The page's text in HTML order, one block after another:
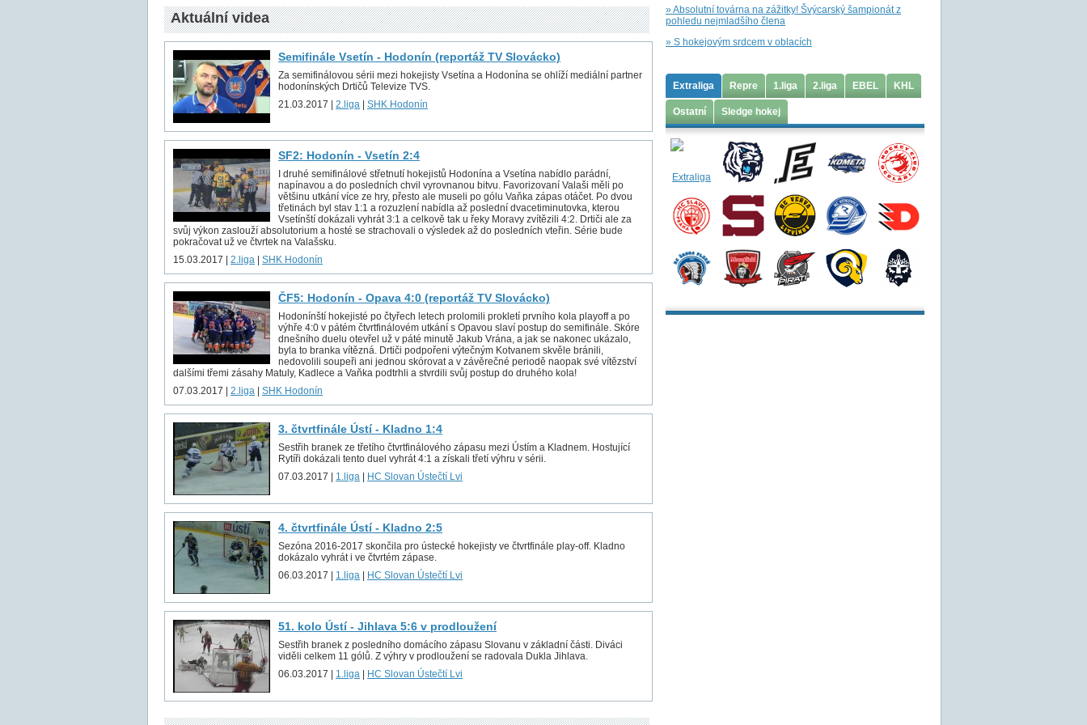
Aktuální videa
Semifinále Vsetín - Hodonín (reportáž TV Slovácko)
Za semifinálovou sérii mezi hokejisty Vsetína a Hodonína se ohlíží mediální partner
hodonínských Drtičů Televize TVS.
21.03.2017 | 2.liga SHK Hodonín
SF2: Hodonín - Vsetín 2:4
I druhé semifinálové střetnutí hokejistů Hodonína a Vsetína nabídlo parádní,
napínavou a do posledních chvil vyrovnanou bitvu. Favorizovaní Valaši měli po
většinu utkání více ze hry, přesto ale museli po gólu Vaňka zápas otáčet. Po dvou
třetinách byl stav 1:1 a rozuzlení nabídla až poslední dvacetiminutovka, kterou
Vsetínští dokázali vyhrát 3:1 a celkově tak u řeky Moravy zvítězili 4:2. Drtiči ale za
svůj výkon zaslouží absolutorium a hosté se strachovali o výsledek až do posledních vteřin. Série bude
pokračovat už ve čtvrtek na Valašsku.
15.03.2017 | 2.liga SHK Hodonín
ČF5: Hodonín - Opava 4:0 (reportáž TV Slovácko)
Hodonínští hokejisté po čtyřech letech prolomili prokletí prvního kola playoff a po
výhře 4:0 v pátém čtvrtfinálovém utkání s Opavou slaví postup do semifinále. Skóre
dnešního duelu otevřel už v páté minutě Jakub Vrána, a jak se nakonec ukázalo,
byla to branka vítězná. Drtiči podpořeni výtečným Kotvanem skvěle bránili,
nedovolili soupeři ani jednou skórovat a v závěrečné periodě naopak své vítězství
dalšími třemi zásahy Matuly, Kadlece a Vaňka podtrhli a stvrdili svůj postup do druhého kola!
07.03.2017 | 2.liga SHK Hodonín
3. čtvrtfinále Ústí - Kladno 1:4
Sestřih branek ze třetího čtvrtfinálového zápasu mezi Ústím a Kladnem. Hostující
Rytíři dokázali tento duel vyhrát 4:1 a získali třetí výhru v sérii.
07.03.2017 | 1.liga HC Slovan Ústečtí Lvi
4. čtvrtfinále Ústí - Kladno 2:5
Sezóna 2016-2017 skončila pro ústecké hokejisty ve čtvrtfinále play-off. Kladno
dokázalo vyhrát i ve čtvrtém zápase.
06.03.2017 | 1.liga HC Slovan Ústečtí Lvi
51. kolo Ústí - Jihlava 5:6 v prodloužení
Sestřih branek z posledního domácího zápasu Slovanu v základní části. Diváci
viděli celkem 11 gólů. Z výhry v prodloužení se radovala Dukla Jihlava.
06.03.2017 | 1.liga HC Slovan Ústečtí Lvi
» Absolutní továrna na zážitky! Švýcarský šampionát z
pohledu nejmladšího člena
» S hokejovým srdcem v oblacích
Extraliga Repre 1.liga 2.liga EBEL KHL
Ostatní Sledge hokej